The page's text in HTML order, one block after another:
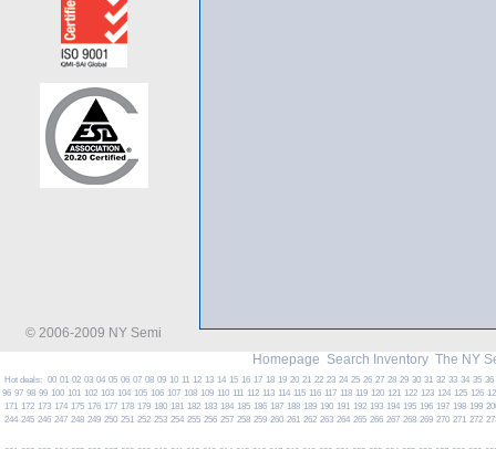
© 2006-2009 NY Semi
Homepage Search Inventory The NY
Hot deals: 00 01 02 03 04 05 06 07 08 09 10 11 12 13 14 15 16 17 18 19 20 21 22 23 24 25 26 27 28 29 30 31 32 33 34 35 36
96 97 98 99 100 101 102 103 104 105 106 107 108 109 110 111 112 113 114 115 116 117 118 119 120 121 122 123 124 125 126
171 172 173 174 175 176 177 178 179 180 181 182 183 184 185 186 187 188 189 190 191 192 193 194 195 196 197 198 199
244 245 246 247 248 249 250 251 252 253 254 255 256 257 258 259 260 261 262 263 264 265 266 267 268 269 270 271 272